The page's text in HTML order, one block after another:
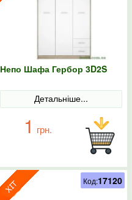
Непо Шафа Гербор 3D2S
Детальніше...
1 грн.
Код:17120